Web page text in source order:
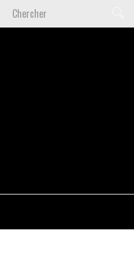
DELAS - Du 9 Juillet au 6